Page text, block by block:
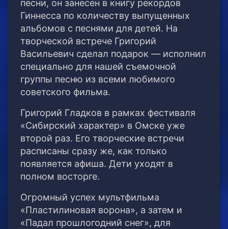
песни, он занесен в книгу рекордов
Гиннесса по количеству выпущенных
альбомов с песнями для детей. На
творческой встрече Григорий
Васильевич сделал подарок — исполнил
специально для нашей съемочной
группы песню из всеми любимого
советского фильма.
Григорий Гладков в рамках фестиваля
«Сибирский характер» в Омске уже
второй раз. Его творческие встречи
расписаны сразу же, как только
появляется афиша. Дети уходят в
полном восторге.
Огромный успех мультфильма
«Пластилиновая ворона», а затем и
«Падал прошлогодний снег», для